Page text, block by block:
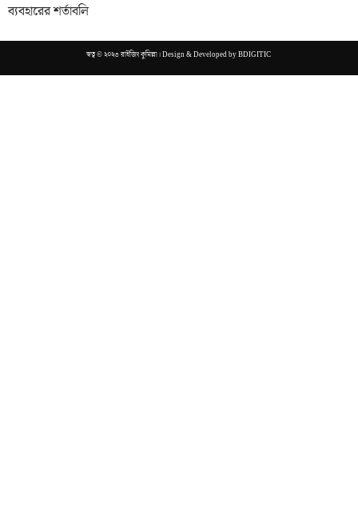
ব্যবহারের শর্তাবলি
স্বত্ব © ২০২৩ রাইজিং কুমিল্লা। Design & Developed byBDIGITIC